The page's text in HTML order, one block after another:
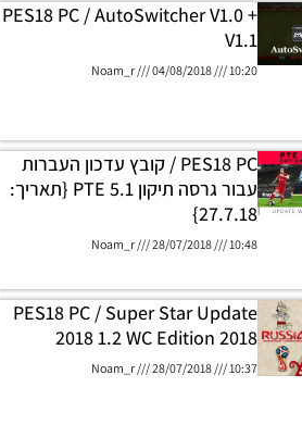
PES18 PC / AutoSwitcher V1.0 +
V1.1
Noam_r 04/08/2018 10:20
PES18 PC / קובץ עדכון העברות
עבור גרסה תיקון PTE 5.1 {תאריך:
27.7.18}
Noam_r 28/07/2018 10:48
PES18 PC / Super Star Update
2018 1.2 WC Edition 2018
Noam_r 28/07/2018 10:37